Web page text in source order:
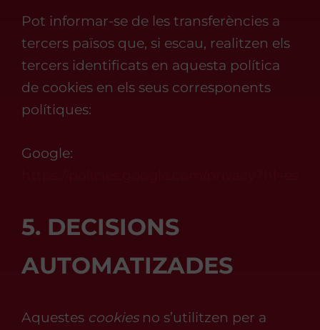
Pot informar-se de les transferències a
tercers països que, si escau, realitzen els
tercers identificats en aquesta política
de cookies en els seus corresponents
polítiques:
Google:
5. DECISIONS
AUTOMATIZADES
Aquestes cookiesno s’utilitzen per a